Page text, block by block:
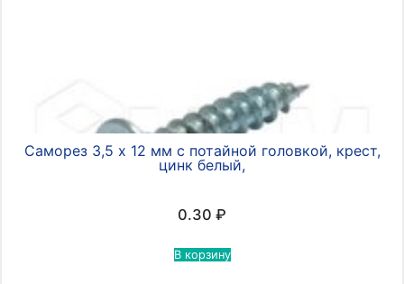
Саморез 3,5 х 12 мм с потайной головкой, крест,
цинк белый,
0.30 ₽
В корзину